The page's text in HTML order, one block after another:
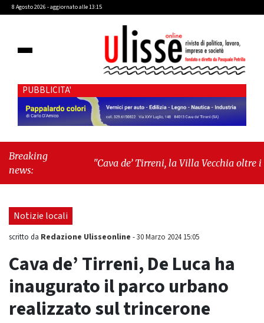
8 Agosto 2026 - aggiornato alle 13:15
PUBBLICITA'
Breaking
news:
"Cava de’ Tirreni, la Villa Vecchia oltre i
seduta consiliare: “Serve chiarezza!”"
Notizie locali
scritto da Redazione Ulisseonline -30 Marzo 2024 15:05
Cava de’ Tirreni, De Luca ha
inaugurato il parco urbano
realizzato sul trincerone